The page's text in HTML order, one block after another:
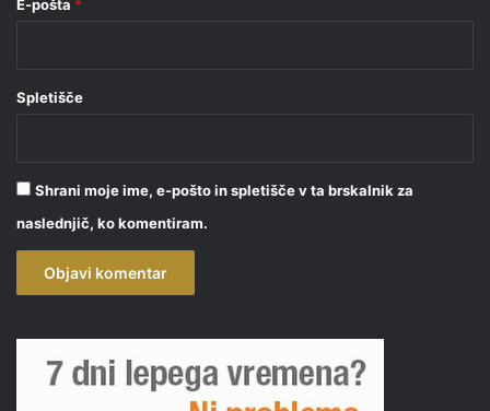
E-pošta *
Spletišče
Shrani moje ime, e-pošto in spletišče v ta brskalnik za
naslednjič, ko komentiram.